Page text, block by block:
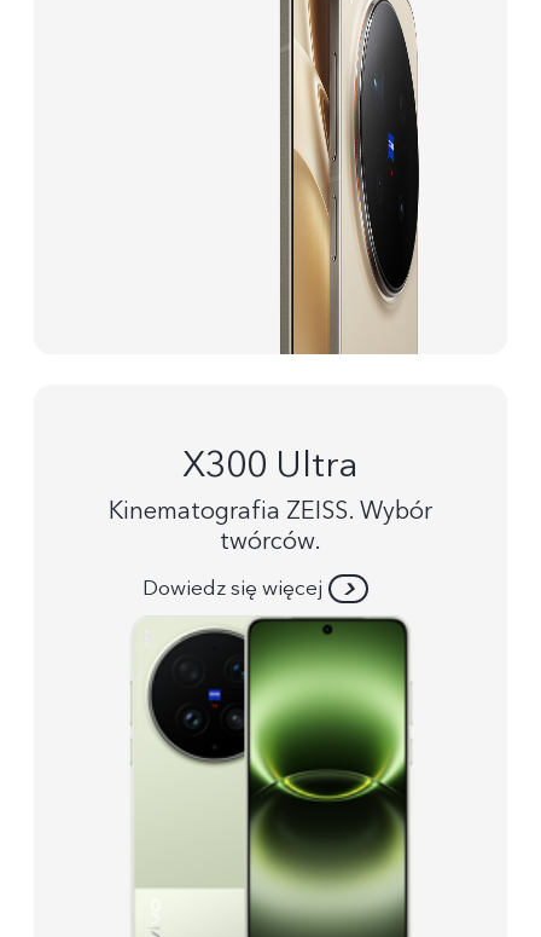
X300 Ultra
Kinematografia ZEISS. Wybór
twórców.
Dowiedz się więcej